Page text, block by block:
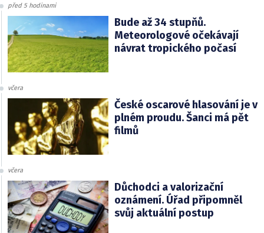
před 5 hodinami
Bude až 34 stupňů.
Meteorologové očekávají
návrat tropického počasí
včera
České oscarové hlasování je v
plném proudu. Šanci má pět
filmů
včera
Důchodci a valorizační
oznámení. Úřad připomněl
svůj aktuální postup